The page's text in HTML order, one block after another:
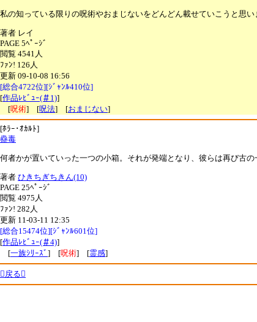
私の知っている限りの呪術やおまじないをどんどん載せていこうと思
著者 レイ
PAGE 5ﾍﾟｰｼﾞ
閲覧 4541人
ﾌｧﾝ! 126人
更新 09-10-08 16:56
[総合4722位][ｼﾞｬﾝﾙ410位]
[作品ﾚﾋﾞｭｰ(＃1)]
[呪術] [呪法] [おまじない]
[ﾎﾗｰ･ｵｶﾙﾄ]
蠱毒
何者かが置いていった一つの小箱。それが発端となり、彼らは再び
著者 ひきちぎちきん(10)
PAGE 25ﾍﾟｰｼﾞ
閲覧 4975人
ﾌｧﾝ! 282人
更新 11-03-11 12:35
[総合15474位][ｼﾞｬﾝﾙ601位]
[作品ﾚﾋﾞｭｰ(＃4)]
[一族ｼﾘｰｽﾞ ] [呪術] [霊感]
戻る